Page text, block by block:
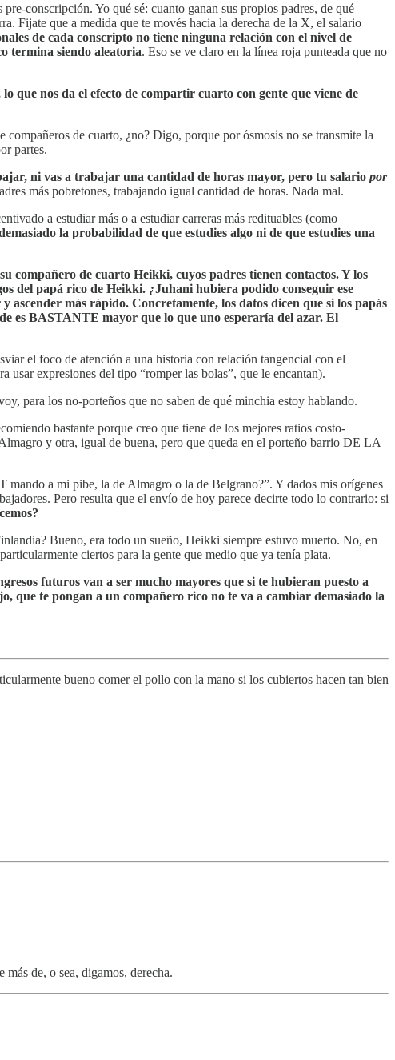
conscripción. Yo qué sé: cuanto ganan sus propios padres, de qué
Fijate que a medida que te movés hacia la derecha de la X, el salario
de cada conscripto no tiene ninguna relación con el nivel de
termina siendo aleatoria. Eso se ve claro en la línea roja punteada que no
que nos da el efecto de compartir cuarto con gente que viene de
de cuarto, ¿no? Digo, porque por ósmosis no se transmite la
partes.
ni vas a trabajar una cantidad de horas mayor, pero tu salario por
más pobretones, trabajando igual cantidad de horas. Nada mal.
a estudiar más o a estudiar carreras más redituables (como
la probabilidad de que estudies algo ni de que estudies una
compañero de cuarto Heikki, cuyos padres tienen contactos. Y los
del papá rico de Heikki. ¿Juhani hubiera podido conseguir ese
más rápido. Concretamente, los datos dicen que si los papás
es BASTANTE mayor que lo que uno esperaría del azar. El
el foco de atención a una historia con relación tangencial con el
expresiones del tipo “romper las bolas”, que le encantan).
para los no-porteños que no saben de qué minchia estoy hablando.
bastante porque creo que tiene de los mejores ratios costo-
y otra, igual de buena, pero que queda en el porteño barrio DE LA
a mi pibe, la de Almagro o la de Belgrano?”. Y dados mis orígenes
Pero resulta que el envío de hoy parece decirte todo lo contrario: si
Bueno, era todo un sueño, Heikki siempre estuvo muerto. No, en
ciertos para la gente que medio que ya tenía plata.
futuros van a ser mucho mayores que si te hubieran puesto a
que te pongan a un compañero rico no te va a cambiar demasiado la
bueno comer el pollo con la mano si los cubiertos hacen tan bien
de, o sea, digamos, derecha.